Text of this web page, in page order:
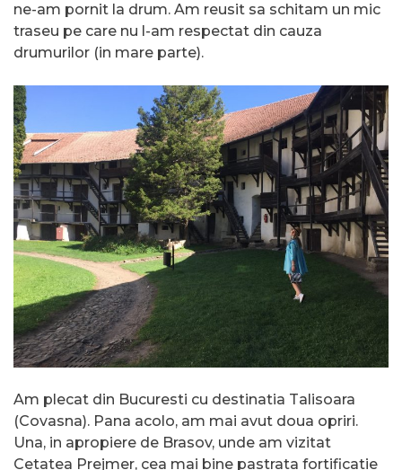
ne-am pornit la drum. Am reusit sa schitam un mic
traseu pe care nu l-am respectat din cauza
drumurilor (in mare parte).
Am plecat din Bucuresti cu destinatia Talisoara
(Covasna). Pana acolo, am mai avut doua opriri.
Una, in apropiere de Brasov, unde am vizitat
Cetatea Prejmer, cea mai bine pastrata fortificatie